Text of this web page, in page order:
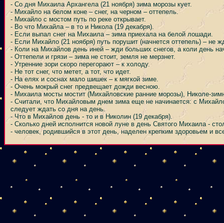
- Со дня Михаила Архангела (21 ноября) зима морозы кует.
- Михайло на белом коне – снег, на черном – оттепель.
- Михайло с мостом путь по реке открывает.
- Во что Михайла – в то и Никола (19 декабря).
- Если выпал снег на Михаила – зима приехала на белой лошади.
- Если Михайло (21 ноября) путь порушит (начнется оттепель) – не
- Коли на Михайлов день иней – жди больших снегов, а коли день
- Оттепели и грязи – зима не стоит, земля не мерзнет.
- Утренние зори скоро перегорают – к холоду.
- Не тот снег, что метет, а тот, что идет.
- На елях и соснах мало шишек – к мягкой зиме.
- Очень мокрый снег предвещает дожди весною.
- Михаила мосты мостит (Михайловские ранние морозы), Николе-
- Считали, что Михайловым днем зима еще не начинается: с
следует ждать со дня на день.
- Что в Михайлов день - то и в Николин (19 декабря).
- Сколько дней исполнится новой луне в день Святого Михаила -
- человек, родившийся в этот день, наделен крепким здоровьем и